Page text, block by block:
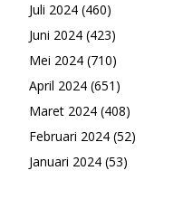
Juli 2024 (460)
Juni 2024 (423)
Mei 2024 (710)
April 2024 (651)
Maret 2024 (408)
Februari 2024 (52)
Januari 2024 (53)